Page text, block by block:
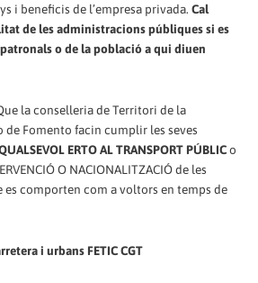
i beneficis de l’empresa privada. Cal
de les administracions públiques si es
o de la població a qui diuen
la conselleria de Territori de la
Fomento facin cumplir les seves
ERTO AL TRANSPORT PÚBLICo
O NACIONALITZACIÓ de les
es comporten com a voltors en temps de
i urbans FETIC CGT